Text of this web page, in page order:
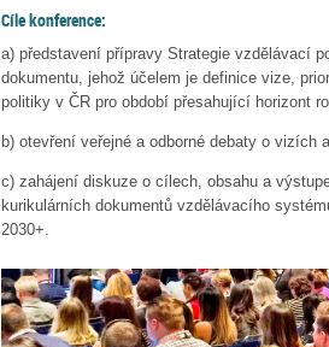
Cíle konference:
a) představení přípravy Strategie vzdělávací
dokumentu, jehož účelem je definice vize,
politiky v ČR pro období přesahující horizont
b) otevření veřejné a odborné debaty o
c) zahájení diskuze o cílech, obsahu a
kurikulárních dokumentů vzdělávacího
2030+.